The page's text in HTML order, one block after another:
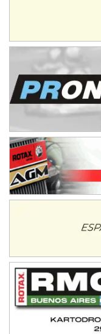
COBERTURA
08/09-AGO
IAME SERIES
Ramiro Tot (Asfalto)
Baradero (Buenos Aires)
Ciudad de Trenque
Trenque Lauquen (Buenos
ENTRERRIANO - F6
Parque de la Velocidad
Villaguay (Entre Ríos)
PATAGONICO - F6
Moto Club Reginense
Gral. E. Godoy (Río Negro)
CSK - F7
Juventud Unida (Tierra)